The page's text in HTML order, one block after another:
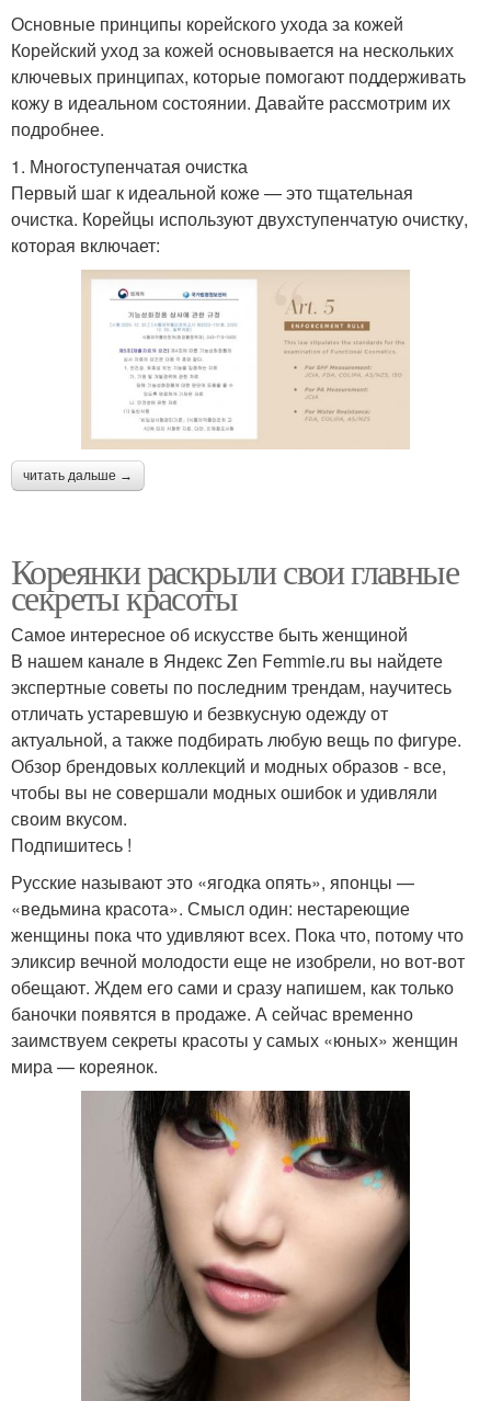
Основные принципы корейского ухода за кожей
Корейский уход за кожей основывается на нескольких
ключевых принципах, которые помогают поддерживать
кожу в идеальном состоянии. Давайте рассмотрим их
подробнее.
1. Многоступенчатая очистка
Первый шаг к идеальной коже — это тщательная
очистка. Корейцы используют двухступенчатую очистку,
которая включает:
читать дальше →
Кореянки раскрыли свои главные
секреты красоты
Самое интересное об искусстве быть женщиной
В нашем канале в Яндекс Zen Femmie.ru вы найдете
экспертные советы по последним трендам, научитесь
отличать устаревшую и безвкусную одежду от
актуальной, а также подбирать любую вещь по фигуре.
Обзор брендовых коллекций и модных образов - все,
чтобы вы не совершали модных ошибок и удивляли
своим вкусом.
Подпишитесь !
Русские называют это «ягодка опять», японцы —
«ведьмина красота». Смысл один: нестареющие
женщины пока что удивляют всех. Пока что, потому что
эликсир вечной молодости еще не изобрели, но вот-вот
обещают. Ждем его сами и сразу напишем, как только
баночки появятся в продаже. А сейчас временно
заимствуем секреты красоты у самых «юных» женщин
мира — кореянок.